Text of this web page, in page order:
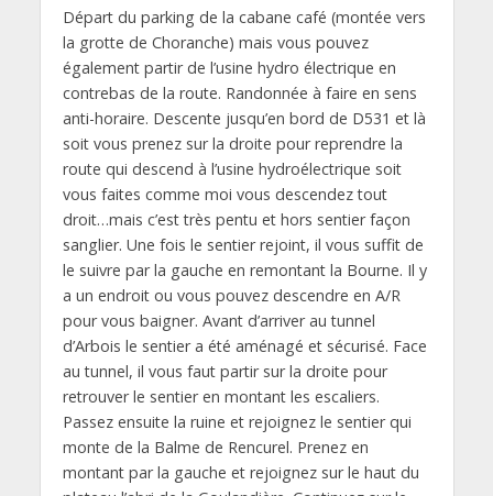
Départ du parking de la cabane café (montée vers
la grotte de Choranche) mais vous pouvez
également partir de l’usine hydro électrique en
contrebas de la route. Randonnée à faire en sens
anti-horaire. Descente jusqu’en bord de D531 et là
soit vous prenez sur la droite pour reprendre la
route qui descend à l’usine hydroélectrique soit
vous faites comme moi vous descendez tout
droit…mais c’est très pentu et hors sentier façon
sanglier. Une fois le sentier rejoint, il vous suffit de
le suivre par la gauche en remontant la Bourne. Il y
a un endroit ou vous pouvez descendre en A/R
pour vous baigner. Avant d’arriver au tunnel
d’Arbois le sentier a été aménagé et sécurisé. Face
au tunnel, il vous faut partir sur la droite pour
retrouver le sentier en montant les escaliers.
Passez ensuite la ruine et rejoignez le sentier qui
monte de la Balme de Rencurel. Prenez en
montant par la gauche et rejoignez sur le haut du